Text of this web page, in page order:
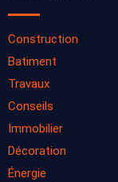
Construction
Batiment
Travaux
Conseils
Immobilier
Décoration
Énergie